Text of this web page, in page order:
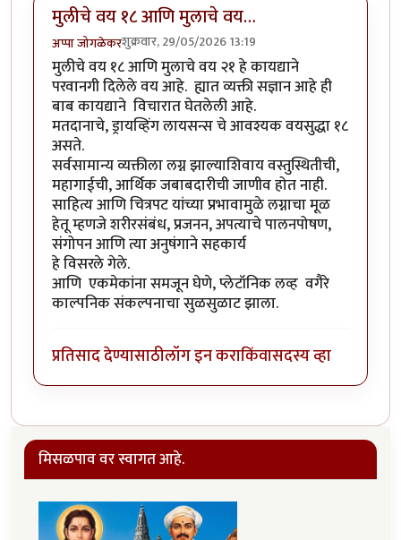
मुलीचे वय १८ आणि मुलाचे वय…
अप्पा जोगळेकरशुक्रवार, 29/05/2026 13:19
मुलीचे वय १८ आणि मुलाचे वय २१ हे कायद्याने
परवानगी दिलेले वय आहे. ह्यात व्यक्ती सज्ञान आहे ही
बाब कायद्याने विचारात घेतलेली आहे.
मतदानाचे, ड्रायव्हिंग लायसन्स चे आवश्यक वयसुद्धा १८
असते.
सर्वसामान्य व्यक्तीला लग्न झाल्याशिवाय वस्तुस्थितीची,
महागाईची, आर्थिक जबाबदारीची जाणीव होत नाही.
साहित्य आणि चित्रपट यांच्या प्रभावामुळे लग्नाचा मूळ
हेतू म्हणजे शरीरसंबंध, प्रजनन, अपत्याचे पालनपोषण,
संगोपन आणि त्या अनुषंगाने सहकार्य
हे विसरले गेले.
आणि एकमेकांना समजून घेणे, प्लेटॉनिक लव्ह वगैरे
काल्पनिक संकल्पनाचा सुळसुळाट झाला.
प्रतिसाद देण्यासाठीलॉग इन कराकिंवासदस्य व्हा
मिसळपाव वर स्वागत आहे.